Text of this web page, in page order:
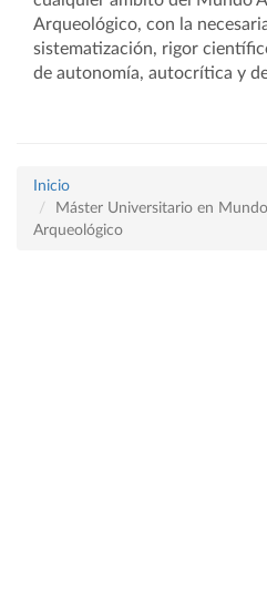
Arqueológico, con la
sistematización, rigor
de autonomía, autocrítica y
Inicio
Máster Universitario en
Arqueológico